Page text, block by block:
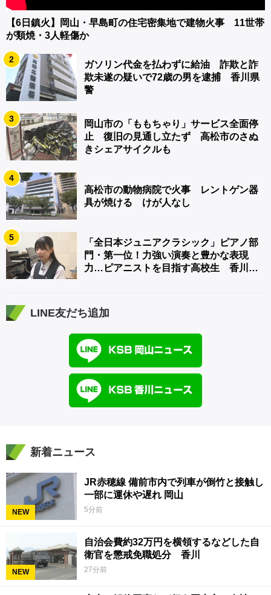
【6日鎮火】岡山・早島町の住宅密集地で建物火事 11世帯
が類焼・3人軽傷か
2
ガソリン代金を払わずに給油 詐欺と詐
欺未遂の疑いで72歳の男を逮捕 香川県
警
3
岡山市の「ももちゃり」サービス全面停
止 復旧の見通し立たず 高松市のさぬ
きシェアサイクルも
4
高松市の動物病院で火事 レントゲン器
具が焼ける けが人なし
5
「全日本ジュニアクラシック」ピアノ部
門・第一位！力強い演奏と豊かな表現
力…ピアニストを目指す高校生 香川
LINE友だち追加
新着ニュース
NEW
JR赤穂線 備前市内で列車が倒竹と接触し
一部に運休や遅れ 岡山
5分前
NEW
自治会費約32万円を横領するなどした自
衛官を懲戒免職処分 香川
27分前